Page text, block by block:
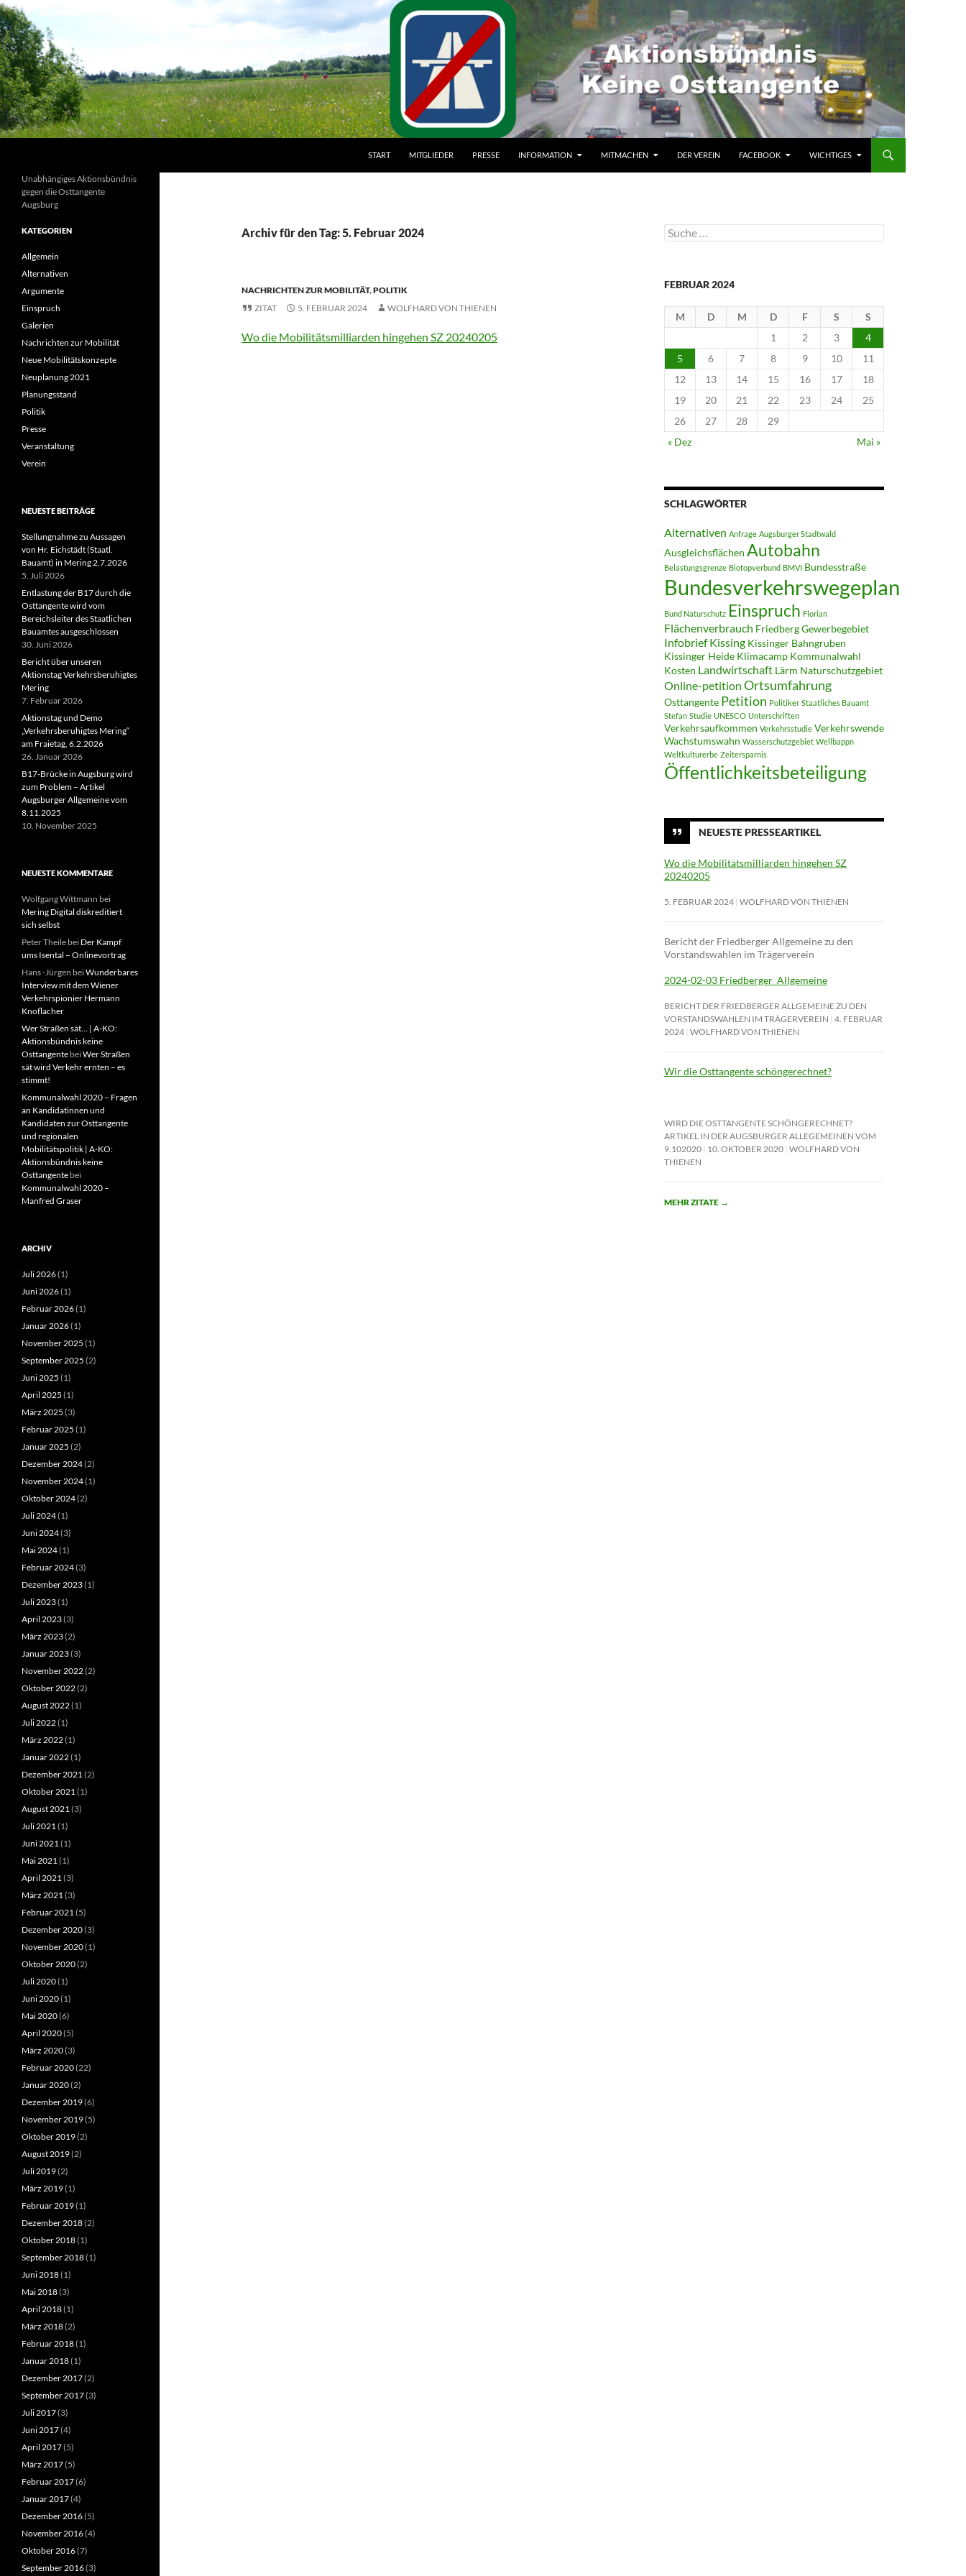
START
MITGLIEDER PRESSE INFORMATION MITMACHEN DER VEREIN FACEBOOK WICHTIGES
Archiv für den Tag: 5. Februar 2024
NACHRICHTEN ZUR MOBILITÄT,POLITIK
ZITAT
5. FEBRUAR 2024 WOLFHARD VON THIENEN
Wo die Mobilitätsmilliarden hingehen SZ 20240205
Suche
nach:
FEBRUAR 2024
M D M D F S
S
1
2 3
4
5
6 7 8 9 10
11
12
13 14 15 16 17
18
19
20 21 22 23 24
25
26
27 28
29
« Dez
Mai »
SCHLAGWÖRTER
Alternativen Anfrage Augsburger Stadtwald
Ausgleichsflächen Autobahn
Belastungsgrenze Biotopverbund BMVI Bundesstraße
Bundesverkehrswegeplan
Bund Naturschutz Einspruch Florian
Flächenverbrauch FriedbergGewerbegebiet
Infobrief Kissing Kissinger Bahngruben
Kissinger Heide Klimacamp Kommunalwahl
Kosten Landwirtschaft Lärm Naturschutzgebiet
Online-petition Ortsumfahrung
Osttangente Petition Politiker Staatliches Bauamt
Stefan Studie UNESCO Unterschriften
Verkehrsaufkommen Verkehrsstudie Verkehrswende
Wachstumswahn Wasserschutzgebiet Wellbappn
Weltkulturerbe Zeitersparnis
Öffentlichkeitsbeteiligung
NEUESTE PRESSEARTIKEL
Wo die Mobilitätsmilliarden hingehen SZ
20240205
5. FEBRUAR 2024 WOLFHARD VON THIENEN
Bericht der Friedberger Allgemeine zu den
Vorstandswahlen im Trägerverein
2024-02-03 Friedberger_Allgemeine
BERICHT DER FRIEDBERGER ALLGEMEINE ZU DEN
VORSTANDSWAHLEN IM TRÄGERVEREIN 4. FEBRUAR
2024 WOLFHARD VON THIENEN
Wir die Osttangente schöngerechnet?
WIRD DIE OSTTANGENTE SCHÖNGERECHNET?
ARTIKEL IN DER AUGSBURGER ALLEGEMEINEN VOM
9.102020 10. OKTOBER 2020 WOLFHARD VON
THIENEN
MEHR ZITATE →
Unabhängiges Aktionsbündnis
gegen die Osttangente
Augsburg
KATEGORIEN
Allgemein
Alternativen
Argumente
Einspruch
Galerien
Nachrichten zur Mobilität
Neue Mobilitätskonzepte
Neuplanung 2021
Planungsstand
Politik
Presse
Veranstaltung
Verein
NEUESTE BEITRÄGE
Stellungnahme zu Aussagen
von Hr. Eichstädt (Staatl.
Bauamt) in Mering 2.7.2026
5. Juli 2026
Entlastung der B17 durch die
Osttangente wird vom
Bereichsleiter des Staatlichen
Bauamtes ausgeschlossen
30. Juni 2026
Bericht über unseren
Aktionstag Verkehrsberuhigtes
Mering
7. Februar 2026
Aktionstag und Demo
„Verkehrsberuhigtes Mering“
am Fraietag, 6.2.2026
26. Januar 2026
B17-Brücke in Augsburg wird
zum Problem – Artikel
Augsburger Allgemeine vom
8.11.2025
10. November 2025
NEUESTE KOMMENTARE
Wolfgang Wittmann bei
Mering Digital diskreditiert
sich selbst
Peter Theile bei Der Kampf
ums Isental – Onlinevortrag
Hans -Jürgen beiWunderbares
Interview mit dem Wiener
Verkehrspionier Hermann
Knoflacher
Wer Straßen sät… | A-KO:
Aktionsbündnis keine
Osttangente beiWer Straßen
sät wird Verkehr ernten – es
stimmt!
Kommunalwahl 2020 – Fragen
an Kandidatinnen und
Kandidaten zur Osttangente
und regionalen
Mobilitätspolitik | A-KO:
Aktionsbündnis keine
Osttangente bei
Kommunalwahl 2020 –
Manfred Graser
ARCHIV
Juli 2026(1)
Juni 2026(1)
Februar 2026(1)
Januar 2026(1)
November 2025 (1)
September 2025 (2)
Juni 2025 (1)
April 2025 (1)
März 2025 (3)
Februar 2025 (1)
Januar 2025 (2)
Dezember 2024(2)
November 2024(1)
Oktober 2024(2)
Juli 2024(1)
Juni 2024(3)
Mai 2024(1)
Februar 2024(3)
Dezember 2023(1)
Juli 2023(1)
April 2023(3)
März 2023(2)
Januar 2023(3)
November 2022(2)
Oktober 2022(2)
August 2022(1)
Juli 2022(1)
März 2022(1)
Januar 2022(1)
Dezember 2021(2)
Oktober 2021(1)
August 2021(3)
Juli 2021(1)
Juni 2021(1)
Mai 2021(1)
April 2021(3)
März 2021(3)
Februar 2021(5)
Dezember 2020(3)
November 2020(1)
Oktober 2020(2)
Juli 2020(1)
Juni 2020(1)
Mai 2020(6)
April 2020(5)
März 2020(3)
Februar 2020(22)
Januar 2020(2)
Dezember 2019(6)
November 2019(5)
Oktober 2019(2)
August 2019(2)
Juli 2019(2)
März 2019(1)
Februar 2019(1)
Dezember 2018(2)
Oktober 2018(1)
September 2018(1)
Juni 2018(1)
Mai 2018(3)
April 2018(1)
März 2018(2)
Februar 2018(1)
Januar 2018(1)
Dezember 2017(2)
September 2017(3)
Juli 2017(3)
Juni 2017(4)
April 2017(5)
März 2017(5)
Februar 2017(6)
Januar 2017(4)
Dezember 2016(5)
November 2016(4)
Oktober 2016(7)
September 2016(3)